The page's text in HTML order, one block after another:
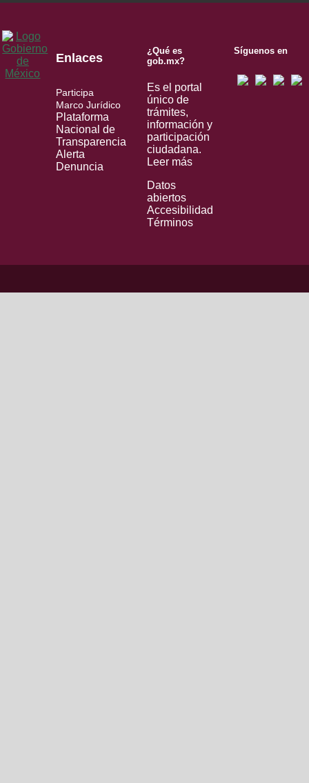
Enlaces
Participa
Marco Jurídico
Plataforma
Nacional de
Transparencia
Alerta
Denuncia
¿Qué es
gob.mx?
Es el portal
único de
trámites,
información y
participación
ciudadana.
Leer más
Datos
abiertos
Accesibilidad
Términos
Síguenos en